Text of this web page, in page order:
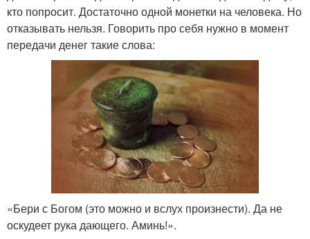
кто попросит. Достаточно одной монетки на человека. Но
отказывать нельзя. Говорить про себя нужно в момент
передачи денег такие слова:
«Бери с Богом (это можно и вслух произнести). Да не
оскудеет рука дающего. Аминь!».